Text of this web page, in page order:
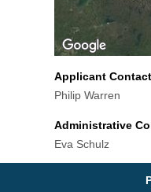
Applicant
Philip Warren
Administrative
Eva Schulz